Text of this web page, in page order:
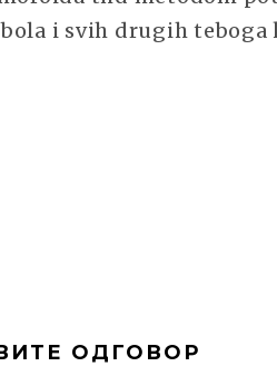
i svih drugih teboga
ОДГОВОР